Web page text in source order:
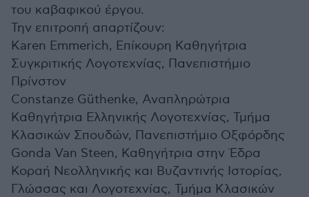
του καβαφικού έργου.
Την επιτροπή απαρτίζουν:
Karen Emmerich, Επίκουρη Καθηγήτρια
Συγκριτικής Λογοτεχνίας, Πανεπιστήμιο
Πρίνστον
Constanze Güthenke, Αναπληρώτρια
Καθηγήτρια Ελληνικής Λογοτεχνίας, Τμήμα
Κλασικών Σπουδών, Πανεπιστήμιο Οξφόρδης
Gonda Van Steen, Καθηγήτρια στην Έδρα
Κοραή Νεολληνικής και Βυζαντινής Ιστορίας,
Γλώσσας και Λογοτεχνίας, Τμήμα Κλασικών